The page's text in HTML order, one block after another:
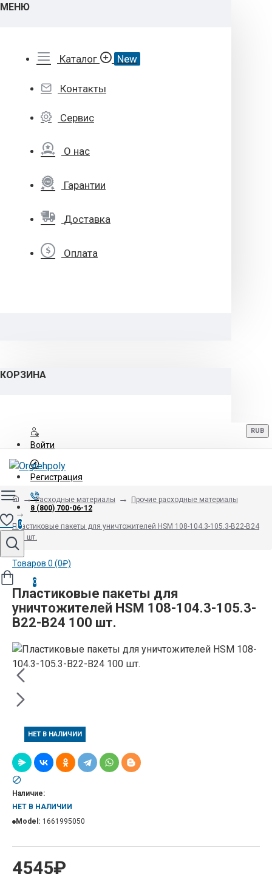
МЕНЮ
Каталог New
Контакты
Сервис
О нас
Гарантии
Доставка
Оплата
КОРЗИНА
Войти
Регистрация
8 (800) 700-06-12
RUB
0
Товаров 0 (0₽)
0
Расходные материалы Прочие расходные материалы
Пластиковые пакеты для уничтожителей HSM 108-104.3-105.3-B22-B24
100 шт.
Пластиковые пакеты для
уничтожителей HSM 108-104.3-105.3-
B22-B24 100 шт.
НЕТ В НАЛИЧИИ
4545₽
Наличие:
НЕТ В НАЛИЧИИ
Model: 1661995050